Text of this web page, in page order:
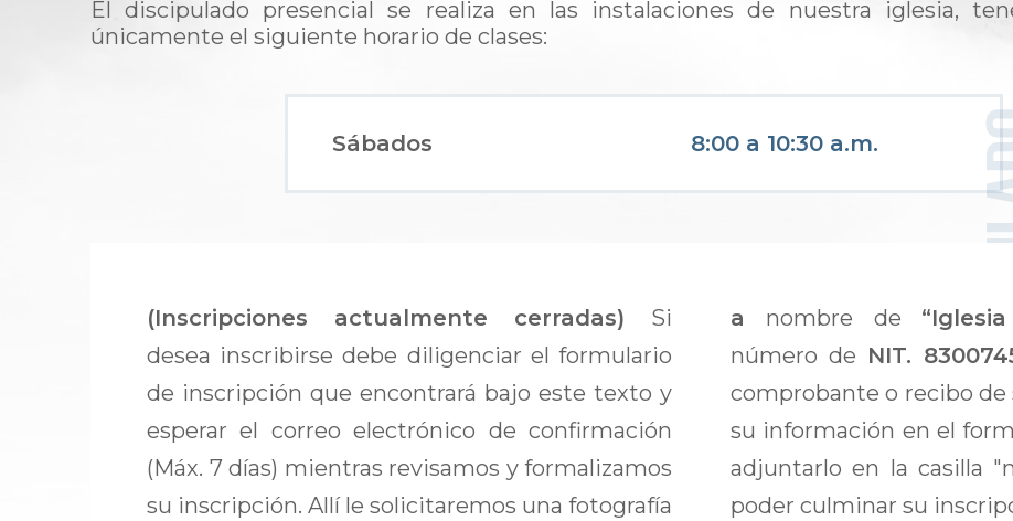
El discipulado presencial se realiza en las instalaciones de nuestra iglesia,
únicamente el siguiente horario de clases:
Sábados 8:00 a 10:30 a.m.
(Inscripciones actualmente cerradas) Si
desea inscribirse debe diligenciar el formulario
de inscripción que encontrará bajo este texto y
esperar el correo electrónico de confirmación
(Máx. 7 días) mientras revisamos y formalizamos
su inscripción. Allí le solicitaremos una fotografía
a nombre de
número de NIT.
comprobante o recibo de
su información en el
adjuntarlo en la casilla
poder culminar su